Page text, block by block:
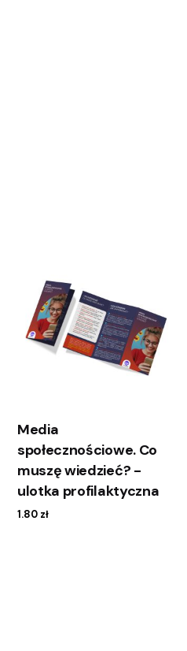
Media
społecznościowe. Co
muszę wiedzieć? -
ulotka profilaktyczna
1.80 zł